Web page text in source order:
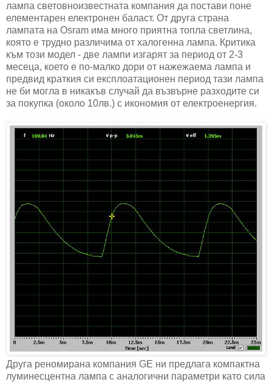
лампа световноизвестната компания да постави поне
елементарен електронен баласт. От друга страна
лампата на Osram има много приятна топла светлина,
която е трудно различима от халогенна лампа. Критика
към този модел - две лампи изгарят за период от 2-3
месеца, което е по-малко дори от нажежаема лампа и
предвид краткия си експлоатационен период тази лампа
не би могла в никакъв случай да възвърне разходите си
за покупка (около 10лв.) с икономия от електроенергия.
Друга реномирана компания GE ни предлага компактна
луминесцентна лампа с аналогични параметри като сила